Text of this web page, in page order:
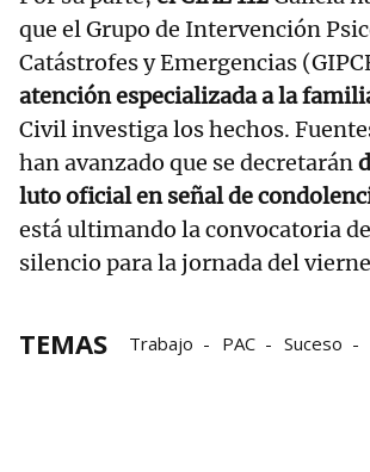
que el Grupo de Intervención
Catástrofes y Emergencias
atención especializada a la
Civil investiga los hechos.
han avanzado que se decretarán
luto oficial en señal de
está ultimando la convocatoria
silencio para la jornada del
TEMAS Trabajo PAC Suceso